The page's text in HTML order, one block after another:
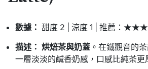
數據： 甜度 2 | 涼度 1 | 推薦：
描述： 烘焙茶與奶蓋 。在鐵觀音的
一層淡淡的鹹香奶感，口感比純茶更